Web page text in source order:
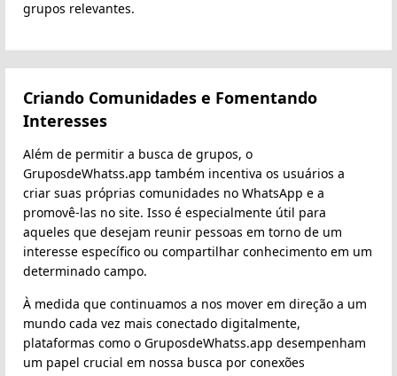
grupos relevantes.
Criando Comunidades e Fomentando
Interesses
Além de permitir a busca de grupos, o
GruposdeWhatss.app também incentiva os usuários a
criar suas próprias comunidades no WhatsApp e a
promovê-las no site. Isso é especialmente útil para
aqueles que desejam reunir pessoas em torno de um
interesse específico ou compartilhar conhecimento em um
determinado campo.
À medida que continuamos a nos mover em direção a um
mundo cada vez mais conectado digitalmente,
plataformas como o GruposdeWhatss.app desempenham
um papel crucial em nossa busca por conexões